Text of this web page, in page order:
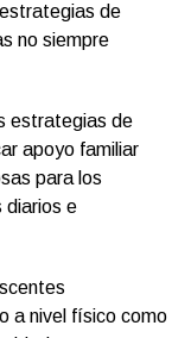
de
no siempre
estrategias de
apoyo familiar
para los
diarios e
a nivel físico como